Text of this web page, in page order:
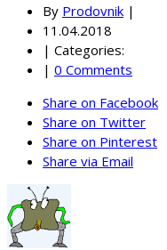
By Prodovnik |
11.04.2018
| Categories:
| 0 Comments
Share on Facebook
Share on Twitter
Share on Pinterest
Share via Email